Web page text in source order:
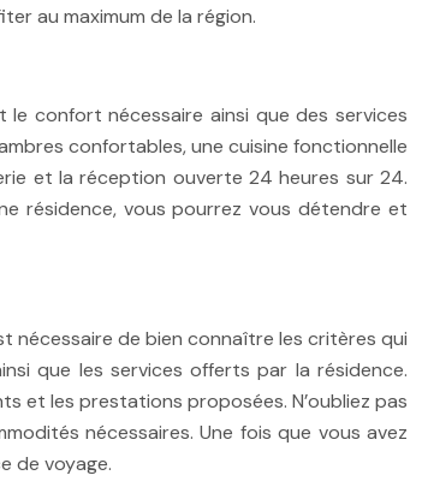
au maximum de la région.
confort nécessaire ainsi que des services
confortables, une cuisine fonctionnelle
et la réception ouverte 24 heures sur 24.
résidence, vous pourrez vous détendre et
nécessaire de bien connaître les critères qui
que les services offerts par la résidence.
et les prestations proposées. N’oubliez pas
nécessaires. Une fois que vous avez
de voyage.